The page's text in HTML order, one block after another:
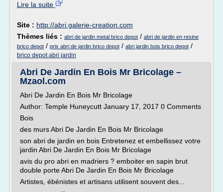
Lire la suite
Site : http://abri.galerie-creation.com
Thèmes liés : abri de jardin metal brico depot / abri de jardin en resine
brico depot / prix abri de jardin brico depot / abri jardin bois brico depot /
brico depot abri jardin
Abri De Jardin En Bois Mr Bricolage –
Mzaol.com
Abri De Jardin En Bois Mr Bricolage
Author: Temple Huneycutt January 17, 2017 0 Comments
Bois
des murs Abri De Jardin En Bois Mr Bricolage
son abri de jardin en bois Entretenez et embellissez votre
jardin Abri De Jardin En Bois Mr Bricolage
avis du pro abri en madriers ? emboiter en sapin brut
double porte Abri De Jardin En Bois Mr Bricolage
Artistes, ébénistes et artisans utilisent souvent des...